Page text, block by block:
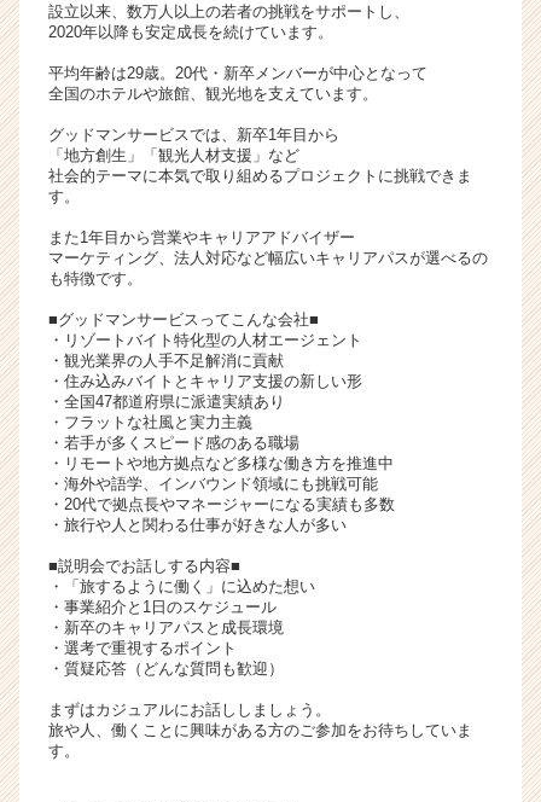
が
く
就
サ
イ
ア
リ
ア
（C
h
e
e
r
C
a
e
e
r）
設立以来、数万人以上の若者の挑戦をサポートし、
2020年以降も安定成長を続けています。
平均年齢は29歳。20代・新卒メンバーが中心となって
全国のホテルや旅館、観光地を支えています。
グッドマンサービスでは、新卒1年目から
「地方創生」「観光人材支援」など
社会的テーマに本気で取り組めるプロジェクトに挑戦できま
す。
また1年目から営業やキャリアアドバイザー
マーケティング、法人対応など幅広いキャリアパスが選べるの
も特徴です。
■グッドマンサービスってこんな会社■
・リゾートバイト特化型の人材エージェント
・観光業界の人手不足解消に貢献
・住み込みバイトとキャリア支援の新しい形
・全国47都道府県に派遣実績あり
・フラットな社風と実力主義
・若手が多くスピード感のある職場
・リモートや地方拠点など多様な働き方を推進中
・海外や語学、インバウンド領域にも挑戦可能
・20代で拠点長やマネージャーになる実績も多数
・旅行や人と関わる仕事が好きな人が多い
■説明会でお話しする内容■
・「旅するように働く」に込めた想い
・事業紹介と1日のスケジュール
・新卒のキャリアパスと成長環境
・選考で重視するポイント
・質疑応答（どんな質問も歓迎）
まずはカジュアルにお話ししましょう。
旅や人、働くことに興味がある方のご参加をお待ちしていま
す。